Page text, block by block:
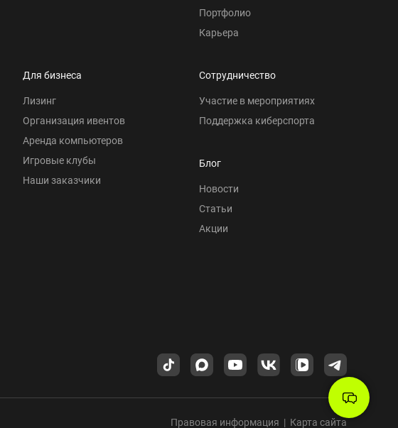
Портфолио
Карьера
Для бизнеса
Лизинг
Организация ивентов
Аренда компьютеров
Игровые клубы
Наши заказчики
Сотрудничество
Участие в мероприятиях
Поддержка киберспорта
Блог
Новости
Статьи
Акции
Правовая информация | Карта сайта